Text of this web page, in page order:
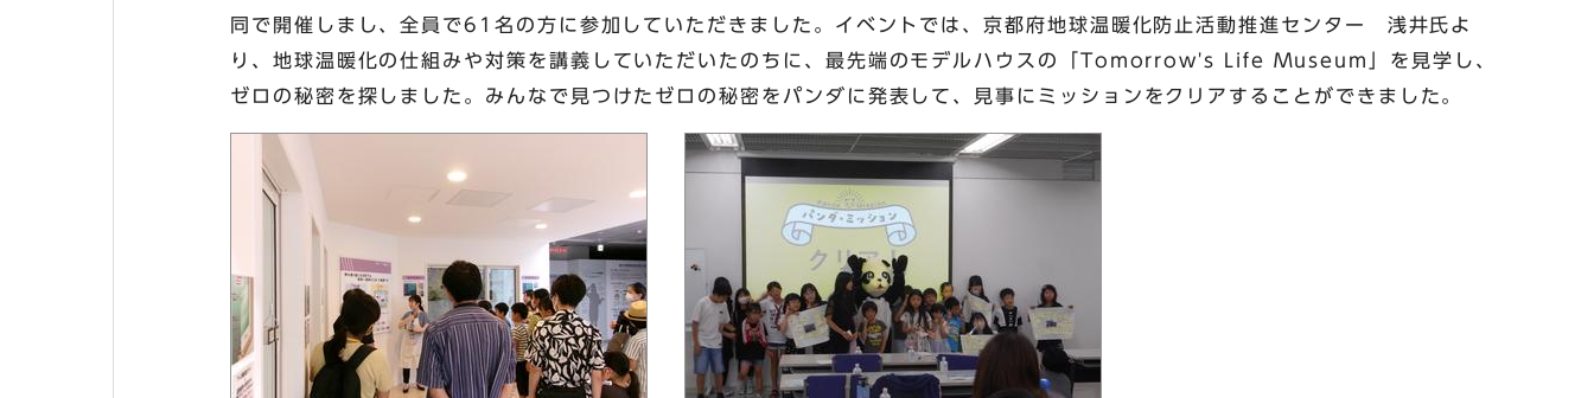
同で開催しまし、全員で61名の方に参加していただきました。イベントでは、京都府地球温暖化防止活動推進センター 浅井氏よ
り、地球温暖化の仕組みや対策を講義していただいたのちに、最先端のモデルハウスの「Tomorrow's Life Museum」を見学し、
ゼロの秘密を探しました。みんなで見つけたゼロの秘密をパンダに発表して、見事にミッションをクリアすることができました。